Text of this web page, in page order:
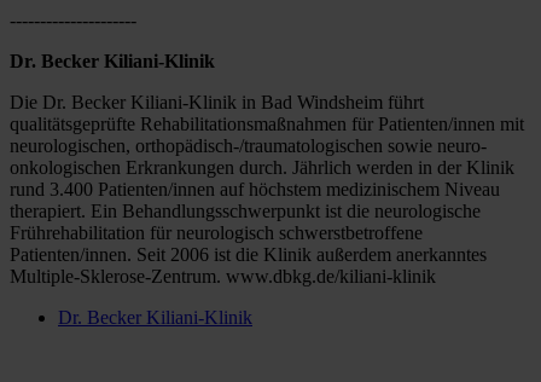
---------------------
Dr. Becker Kiliani-Klinik
Die Dr. Becker Kiliani-Klinik in Bad Windsheim führt
qualitätsgeprüfte Rehabilitationsmaßnahmen für Patienten/innen mit
neurologischen, orthopädisch-/traumatologischen sowie neuro-
onkologischen Erkrankungen durch. Jährlich werden in der Klinik
rund 3.400 Patienten/innen auf höchstem medizinischem Niveau
therapiert. Ein Behandlungsschwerpunkt ist die neurologische
Frührehabilitation für neurologisch schwerstbetroffene
Patienten/innen. Seit 2006 ist die Klinik außerdem anerkanntes
Multiple-Sklerose-Zentrum. www.dbkg.de/kiliani-klinik
Dr. Becker Kiliani-Klinik